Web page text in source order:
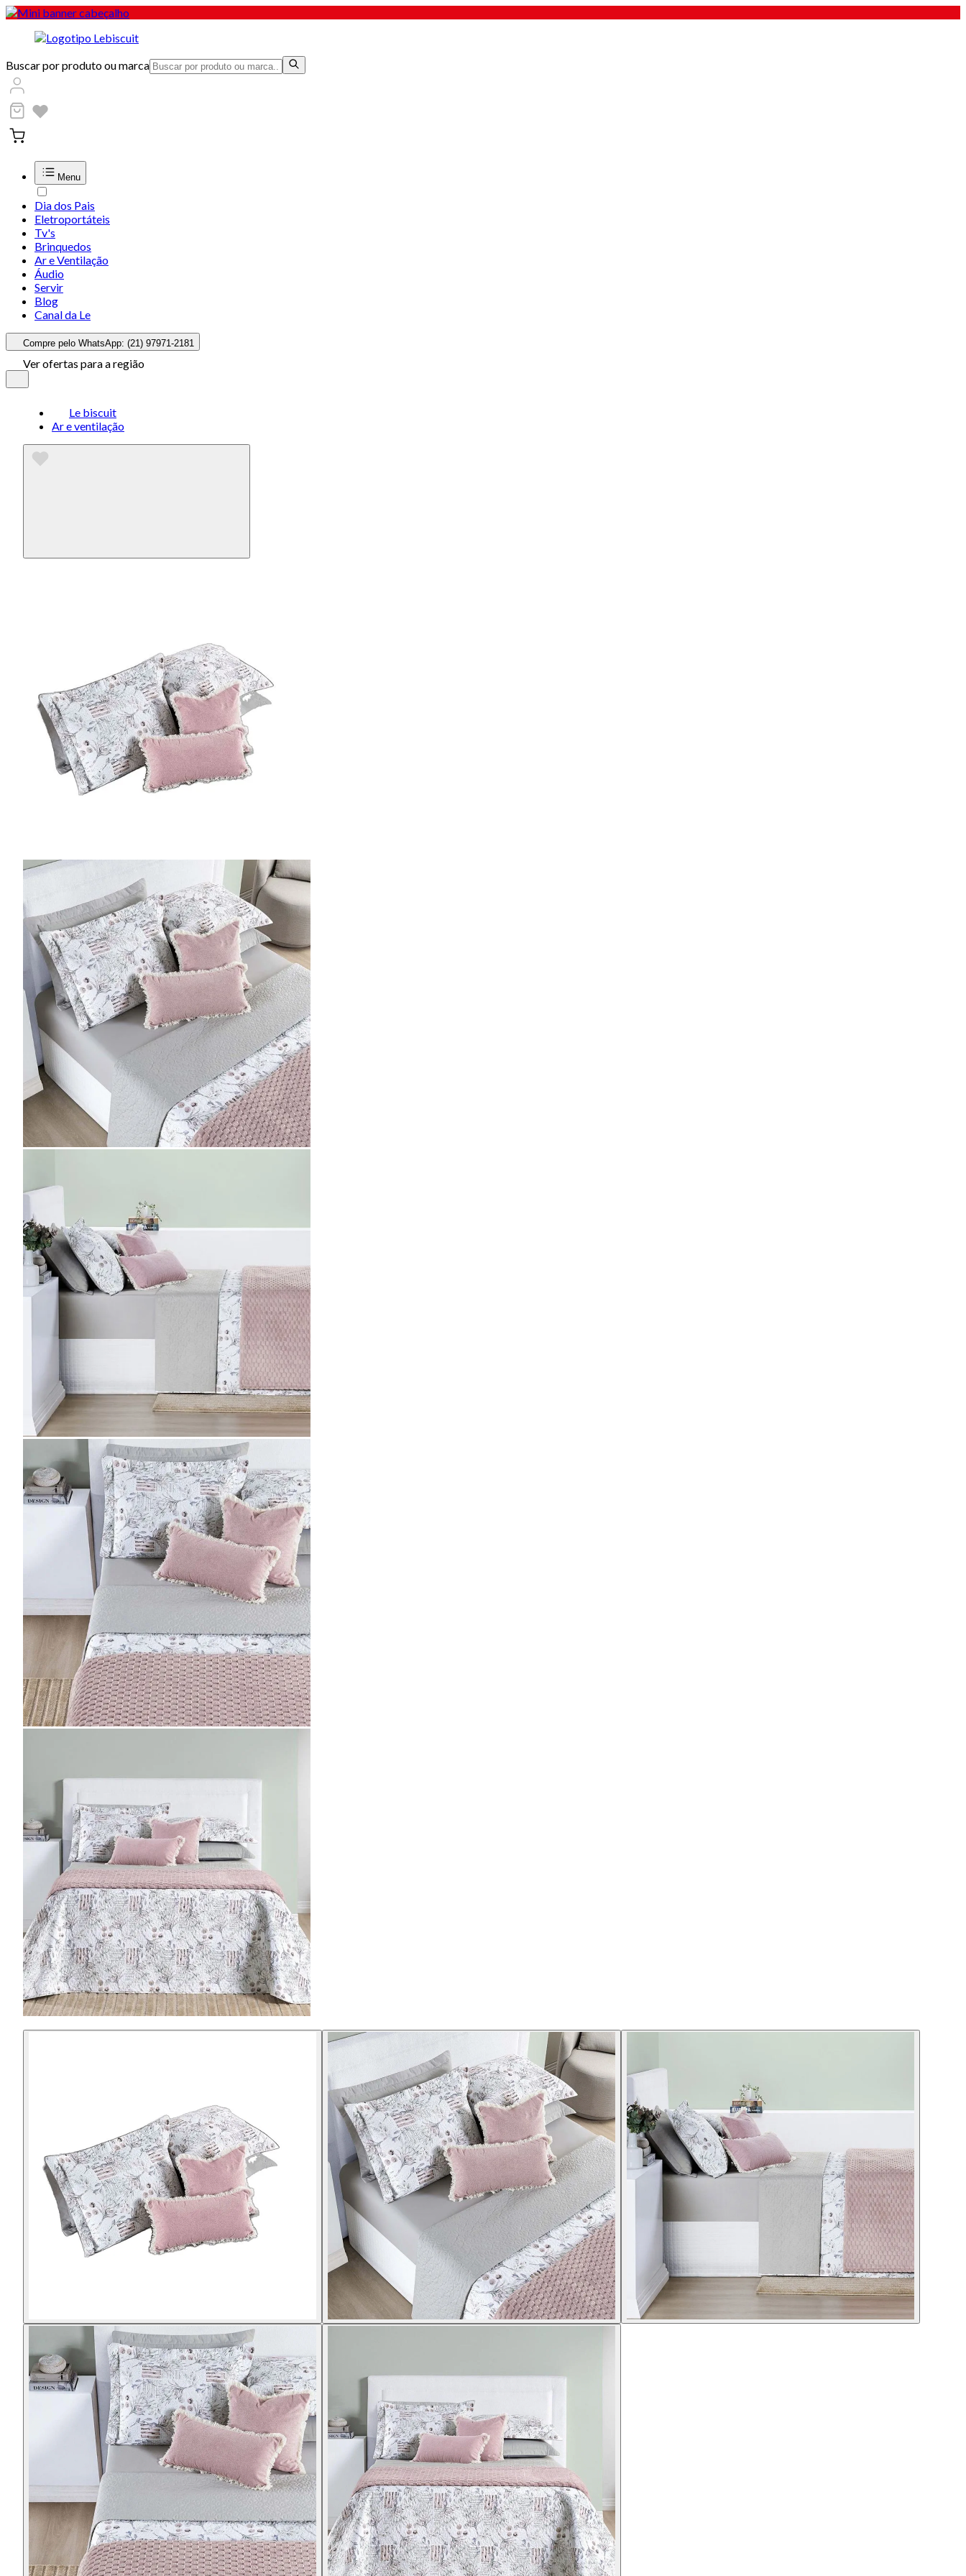
Buscar por produto ou marca
Menu
Dia dos Pais
Eletroportáteis
Tv's
Brinquedos
Ar e Ventilação
Áudio
Servir
Blog
Canal da Le
Compre pelo WhatsApp: (21) 97971-2181
Ver ofertas para a região
Le biscuit
Ar e ventilação